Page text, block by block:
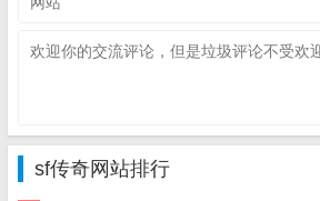
sf传奇网站排行